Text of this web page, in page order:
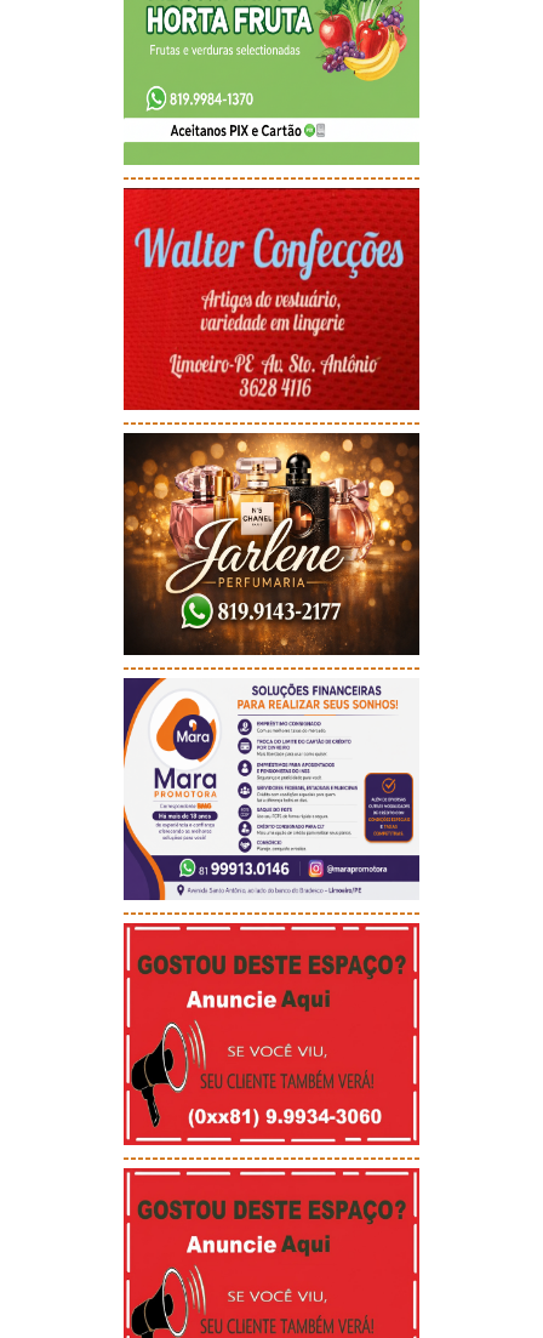
-----------------------------------------
-----------------------------------------
-----------------------------------------
-----------------------------------------
-----------------------------------------